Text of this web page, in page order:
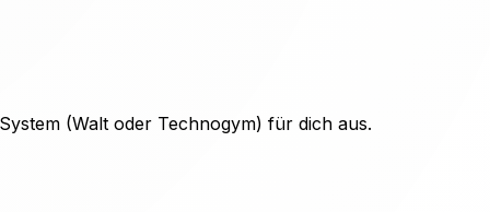
(Walt oder Technogym) für dich aus.